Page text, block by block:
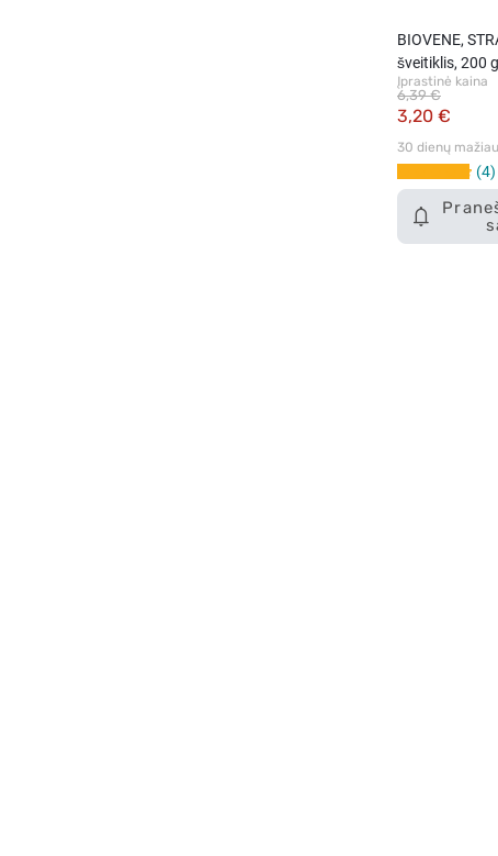
BIOVENE,
šveitiklis, 200 g
Įprastinė kaina
3,20 €
6,39 €
30 dienų
4